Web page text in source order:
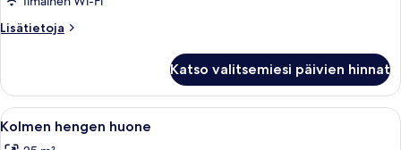
Lisätietoja
Lisätietoja
Katso valitsemiesi päivien hinnat
Avaa
kaikki
Ylelliset vuodevaatteet, minibaari,
5
Kolmen hengen huone